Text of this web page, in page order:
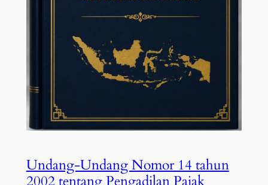
Undang-Undang Nomor 14 tahun
2002 tentang Pengadilan Pajak